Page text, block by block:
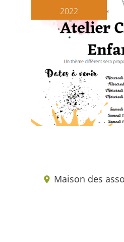
2022
Maison des